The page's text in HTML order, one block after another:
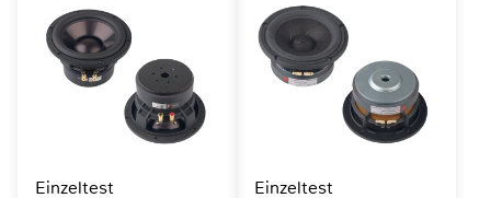
Einzeltest Einzeltest